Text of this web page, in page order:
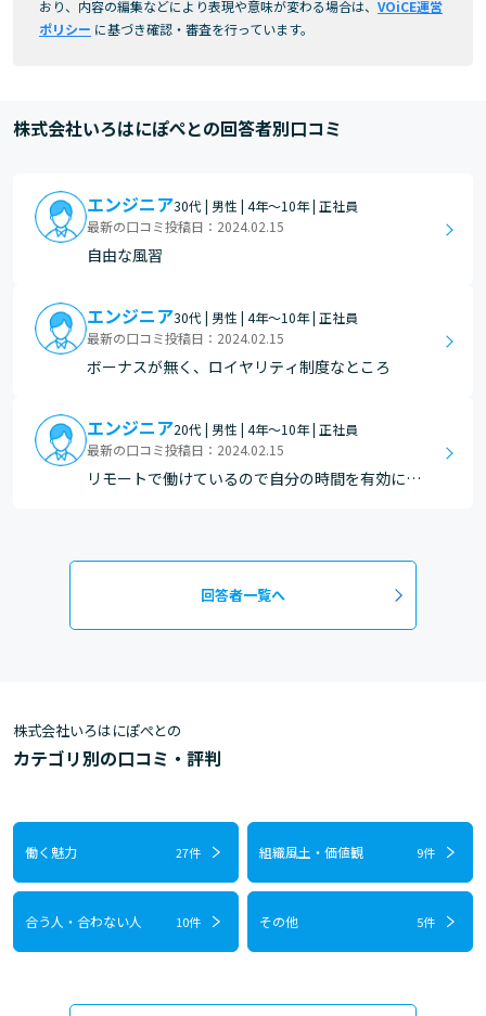
おり、内容の編集などにより表現や意味が変わる場合は、 VOiCE運営
ポリシー に基づき確認・審査を行っています。
株式会社いろはにぽぺとの回答者別口コミ
エンジニア30代 | 男性 | 4年～10年 | 正社員
最新の口コミ投稿日：2024.02.15
自由な風習
エンジニア30代 | 男性 | 4年～10年 | 正社員
最新の口コミ投稿日：2024.02.15
ボーナスが無く、ロイヤリティ制度なところ
エンジニア20代 | 男性 | 4年～10年 | 正社員
最新の口コミ投稿日：2024.02.15
リモートで働けているので自分の時間を有効に使
回答者一覧へ
株式会社いろはにぽぺとの
カテゴリ別の口コミ・評判
働く魅力 27件 組織風土・価値観 9件
合う人・合わない人 10件 その他 5件